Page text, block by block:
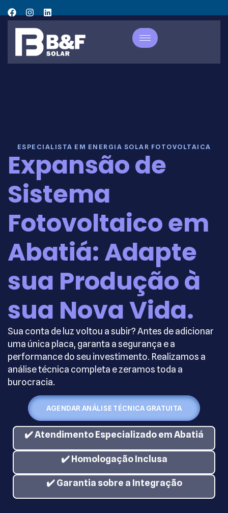
ESPECIALISTA EM ENERGIA SOLAR FOTOVOLTAICA
Expansão de
Sistema
Fotovoltaico em
Abatiá: Adapte
sua Produção à
sua Nova Vida.
Sua conta de luz voltou a subir? Antes de adicionar
uma única placa, garanta a segurança e a
performance do seu investimento. Realizamos a
análise técnica completa e zeramos toda a
burocracia.
AGENDAR ANÁLISE TÉCNICA GRATUITA
✔️ Atendimento Especializado emAbatiá
✔️ Homologação Inclusa
✔️ Garantia sobre a Integração